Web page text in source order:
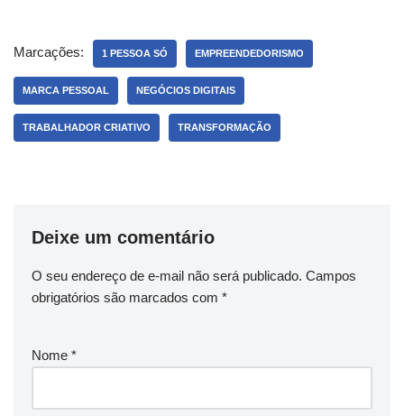
Marcações: 1 PESSOA SÓ EMPREENDEDORISMO
MARCA PESSOAL NEGÓCIOS DIGITAIS
TRABALHADOR CRIATIVO TRANSFORMAÇÃO
Deixe um comentário
O seu endereço de e-mail não será publicado. Campos
obrigatórios são marcados com *
Nome *